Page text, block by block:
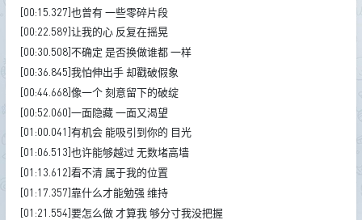
[00:15.327]也曾有 一些零碎片段
[00:22.589]让我的心 反复在摇晃
[00:30.508]不确定 是否换做谁都 一样
[00:36.845]我怕伸出手 却戳破假象
[00:44.668]像一个 刻意留下的破绽
[00:52.060]一面隐藏 一面又渴望
[01:00.041]有机会 能吸引到你的 目光
[01:06.513]也许能够越过 无数堵高墙
[01:13.612]看不清 属于我的位置
[01:17.357]靠什么才能勉强 维持
[01:21.554]要怎么做 才算我 够分寸我没把握